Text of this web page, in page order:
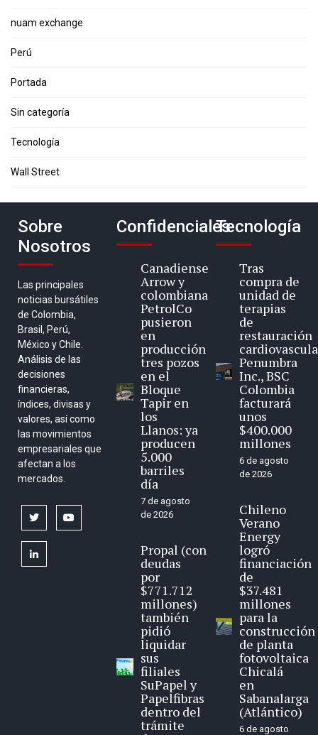
nuam exchange
Perú
Portada
Sin categoría
Tecnología
Wall Street
Sobre
Nosotros
Las principales
noticias bursátiles
de Colombia,
Brasil, Perú,
México y Chile.
Análisis de las
decisiones
financieras,
índices, divisas y
valores, así como
las movimientos
empresariales que
afectan a los
mercados.
twitter
linkedin
Confidenciales
Canadiense
Arrow y
colombiana
PetrolCo
pusieron
en
producción
tres pozos
en el
Bloque
Tapir en
los
Llanos: ya
producen
5.000
barriles
día
7 de agosto
de 2026
Propal (con
deudas
por
$771.712
millones)
también
pidió
liquidar
sus
filiales
SuPapel y
Papelfibras
dentro del
trámite
Tecnología
Tras
compra de
unidad de
terapias
de
restauración
Penumbra
Inc., BSC
Colombia
facturará
unos
$400.000
millones
6 de agosto
de 2026
Chileno
Verano
Energy
logró
financiación
de
$37.481
millones
para la
construcción
de planta
fotovoltaica
Chicalá
en
Sabanalarga
(Atlántico)
6 de agosto